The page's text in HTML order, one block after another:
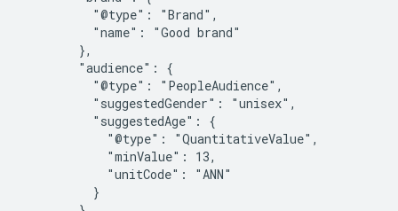
          "@type": "Brand",
          "name": "Good brand"
        },
        "audience": {
          "@type": "PeopleAudience",
          "suggestedGender": "unisex",
          "suggestedAge": {
            "@type": "QuantitativeValue",
            "minValue": 13,
            "unitCode": "ANN"
          }